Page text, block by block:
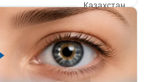
Казахстан